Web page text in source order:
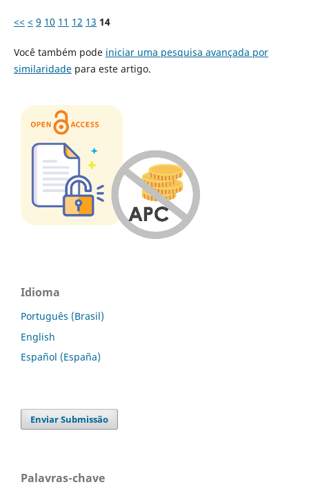
<< < 9 10 11 12 13 14
Você também pode iniciar uma pesquisa avançada por
similaridadepara este artigo.
Idioma
Português (Brasil)
English
Español (España)
Enviar Submissão
Palavras-chave